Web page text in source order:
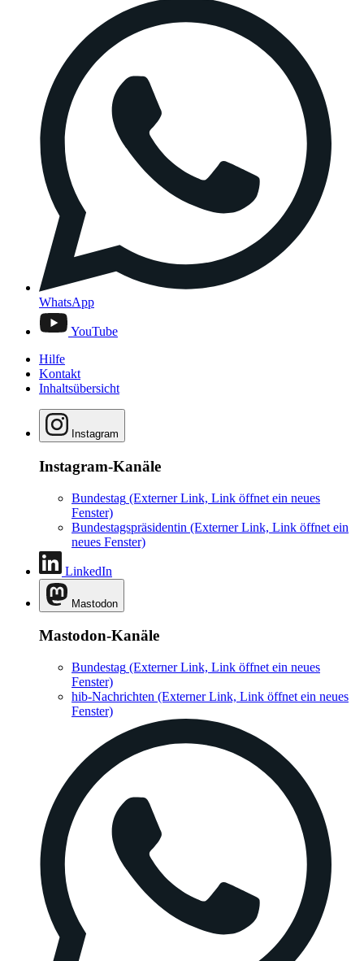
WhatsApp
YouTube
Hilfe
Kontakt
Inhaltsübersicht
Instagram
Instagram-Kanäle
Bundestag (Externer Link, Link öffnet ein neues
Fenster)
Bundestagspräsidentin (Externer Link, Link öffnet ein
neues Fenster)
LinkedIn
Mastodon
Mastodon-Kanäle
Bundestag (Externer Link, Link öffnet ein neues
Fenster)
hib-Nachrichten (Externer Link, Link öffnet ein neues
Fenster)